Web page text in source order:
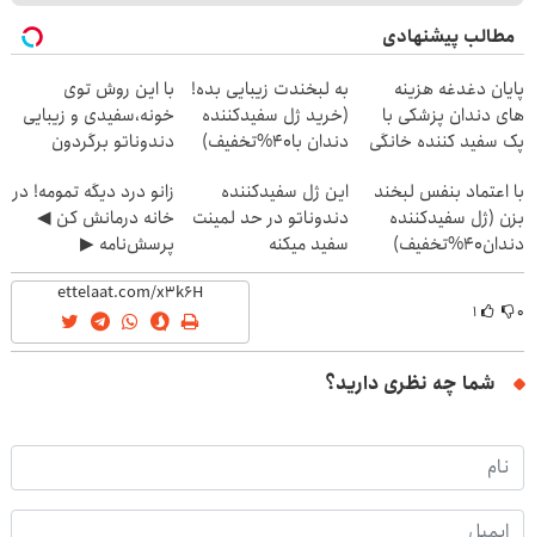
مطالب پیشنهادی
پایان دغدغه هزینه
های دندان پزشکی با
پک سفید کننده خانگی
به لبخندت زیبایی بده!
(خرید ژل سفیدکننده
دندان با40%تخفیف)
با این روش توی
خونه،سفیدی و زیبایی
دندوناتو برگردون
با اعتماد بنفس لبخند
بزن (ژل سفیدکننده
دندان40%تخفیف)
این ژل سفیدکننده
دندوناتو در حد لمینت
سفید میکنه
(40%تخفیف)
زانو درد دیگه تمومه! در
خانه درمانش کن ◀
پرسش‌نامه ▶
۰ ۱
شما چه نظری دارید؟